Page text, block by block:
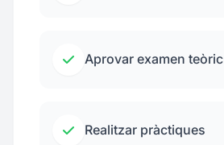
Aprovar examen teòric
Realitzar pràctiques